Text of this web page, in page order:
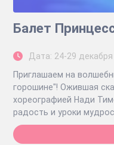
Балет
Дата: 24-29 декабря
Приглашаем на
горошине"! Ожившая
хореографией Нади
радость и уроки